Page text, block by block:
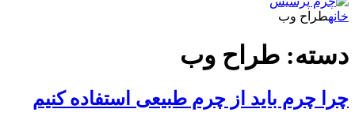
وب
طراح وب
باید از چرم طبیعی استفاده کنیم